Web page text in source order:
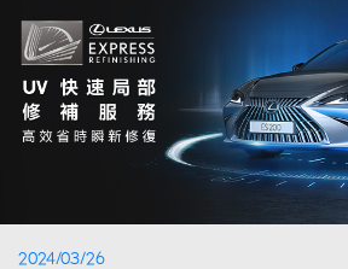
2024/03/26